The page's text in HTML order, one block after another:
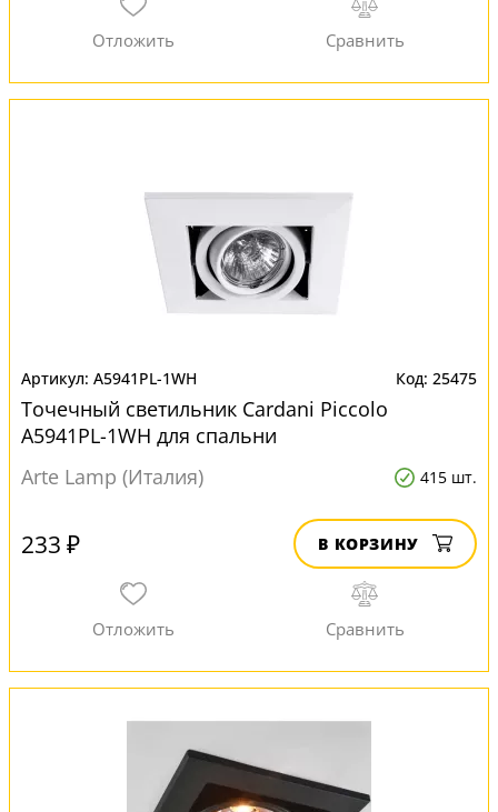
A5941PL-1WH 25475
Точечный светильник Cardani Piccolo
A5941PL-1WH для спальни
Arte Lamp (Италия)
415 шт.
233 ₽ В КОРЗИНУ